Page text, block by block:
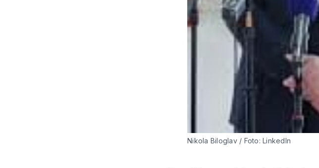
Nikola Biloglav / Foto: LinkedIn